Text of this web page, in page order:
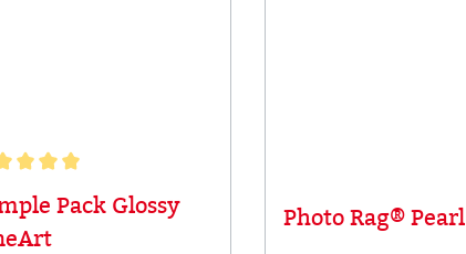
moyenne de 5 sur 5 étoiles
Pack Glossy
Photo Rag® Pearl